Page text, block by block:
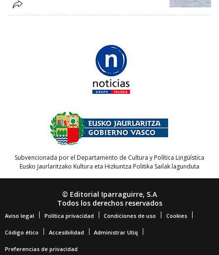
Subvencionada por el Departamento de Cultura y Política Lingüística
Eusko Jaurlaritzako Kultura eta Hizkuntza Politika Sailak lagunduta
© Editorial Iparraguirre, S.A
Todos los derechos reservados
Aviso legal Política privacidad Condiciones de uso Cookies
Código ético Accesibilidad Administrar Utiq
Preferencias de privacidad